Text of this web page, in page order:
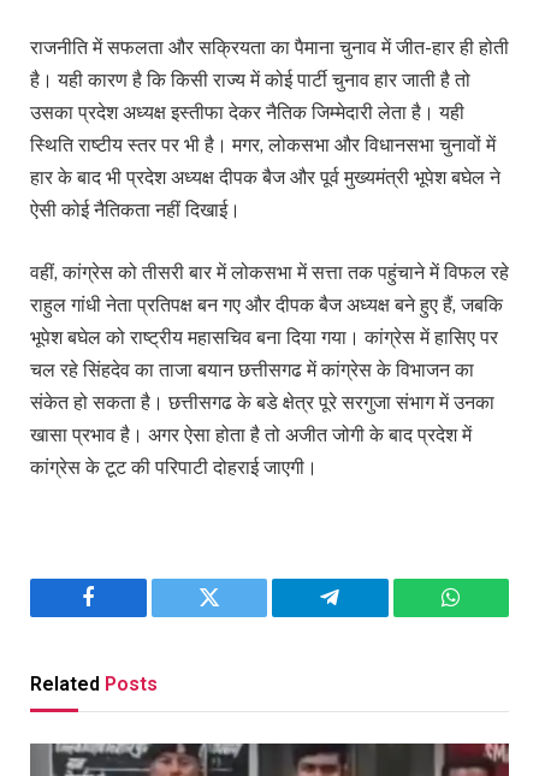
राजनीति में सफलता और सक्रियता का पैमाना चुनाव में जीत-हार ही होती
है। यही कारण है कि किसी राज्य में कोई पार्टी चुनाव हार जाती है तो
उसका प्रदेश अध्यक्ष इस्तीफा देकर नैतिक जिम्मेदारी लेता है। यही
स्थिति राष्टीय स्तर पर भी है। मगर, लोकसभा और विधानसभा चुनावों में
हार के बाद भी प्रदेश अध्यक्ष दीपक बैज और पूर्व मुख्यमंत्री भूपेश बघेल ने
ऐसी कोई नैतिकता नहीं दिखाई।
वहीं, कांग्रेस को तीसरी बार में लोकसभा में सत्ता तक पहुंचाने में विफल रहे
राहुल गांधी नेता प्रतिपक्ष बन गए और दीपक बैज अध्यक्ष बने हुए हैं, जबकि
भूपेश बघेल को राष्ट्रीय महासचिव बना दिया गया। कांग्रेस में हासिए पर
चल रहे सिंहदेव का ताजा बयान छत्तीसगढ में कांग्रेस के विभाजन का
संकेत हो सकता है। छत्तीसगढ के बडे क्षेत्र पूरे सरगुजा संभाग में उनका
खासा प्रभाव है। अगर ऐसा होता है तो अजीत जोगी के बाद प्रदेश में
कांग्रेस के टूट की परिपाटी दोहराई जाएगी।
Facebook Twitter Telegram
Related Posts